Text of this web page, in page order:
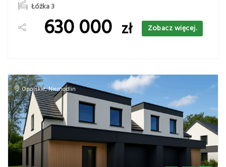
Łóżka 3
630 000 zł Zobacz więcej.
Opolskie,Niemodlin